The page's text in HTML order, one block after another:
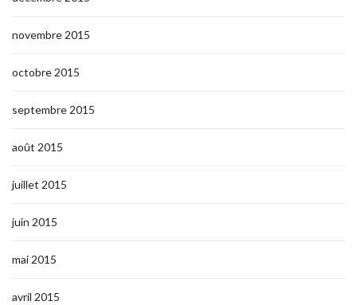
novembre 2015
octobre 2015
septembre 2015
août 2015
juillet 2015
juin 2015
mai 2015
avril 2015